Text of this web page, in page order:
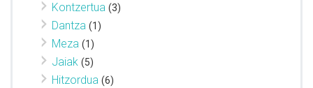
Kontzertua (3)
Dantza (1)
Meza (1)
Jaiak (5)
Hitzordua (6)